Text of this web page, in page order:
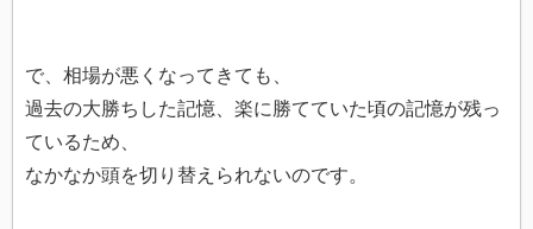
で、相場が悪くなってきても、
過去の大勝ちした記憶、楽に勝てていた頃の記憶が残っ
ているため、
なかなか頭を切り替えられないのです。